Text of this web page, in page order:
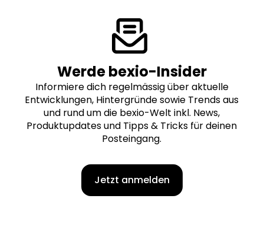
Werde bexio-Insider
Informiere dich regelmässig über aktuelle
Entwicklungen, Hintergründe sowie Trends aus
und rund um die bexio-Welt inkl. News,
Produktupdates und Tipps & Tricks für deinen
Posteingang.
Jetzt anmelden